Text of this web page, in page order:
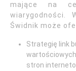
mające na
wiarygodności.
Świdnik może
Strategię link
stron